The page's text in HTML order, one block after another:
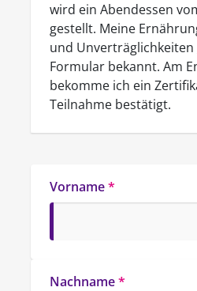
wird ein Abendessen
gestellt. Meine
und Unverträglichkeiten
Formular bekannt. Am
bekomme ich ein
Teilnahme bestätigt.
Vorname*
Nachname*